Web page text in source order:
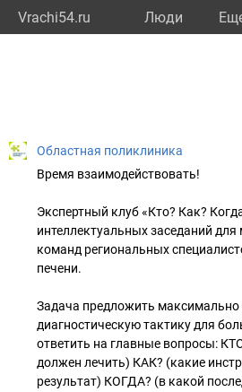
Vrachi54.ru Люди
Областная поликлиника
Время взаимодействовать!
Экспертный клуб «Кто? Как?
интеллектуальных заседаний
команд региональных
печени.
Задача предложить
диагностическую тактику для
ответить на главные вопросы:
должен лечить) КАК? (какие
результат) КОГДА? (в какой